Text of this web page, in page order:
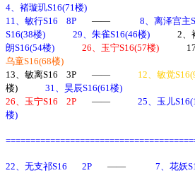
4 、褚璇玑S16(71 楼)
11
、敏行S16 8P —— 8 、离泽宫主
S16(38楼) 29 、朱雀S16(46楼) 2
朗S16(54楼) 26 、玉宁S16(57楼) 17
乌童S16(68楼)
13 、敏离S16 3P —— 12 、敏觉
楼) 31 、昊辰S16(61 楼)
26 、玉宁S16 2P —— 25 、玉儿
楼)
22 、无支祁S16 2P —— 7 、花妖